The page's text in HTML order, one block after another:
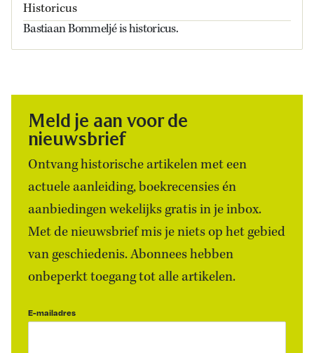
Historicus
Bastiaan Bommeljé is historicus.
Meld je aan voor de
nieuwsbrief
Ontvang historische artikelen met een
actuele aanleiding, boekrecensies én
aanbiedingen wekelijks gratis in je inbox.
Met de nieuwsbrief mis je niets op het gebied
van geschiedenis. Abonnees hebben
onbeperkt toegang tot alle artikelen.
E-mailadres